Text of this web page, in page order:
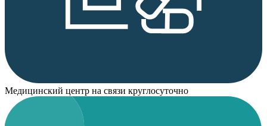
Медицинский центр на связи круглосуточно